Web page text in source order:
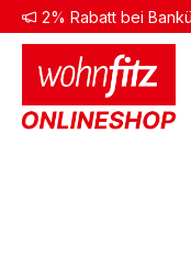
Hauptinhalt springen
Zur Suche springen
Zur2% Rabatt bei